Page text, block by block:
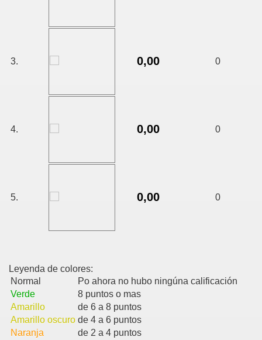
3. 0,00 0
4. 0,00 0
5. 0,00 0
Leyenda de colores:
Normal
Po ahora no hubo ningúna calificación
Verde
8 puntos o mas
Amarillo
de 6 a 8 puntos
Amarillo oscuro de 4 a 6 puntos
Naranja
de 2 a 4 puntos